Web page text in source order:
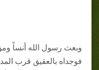
وبعث رسول الله أنساً
فوجداه بالعقيق قرب